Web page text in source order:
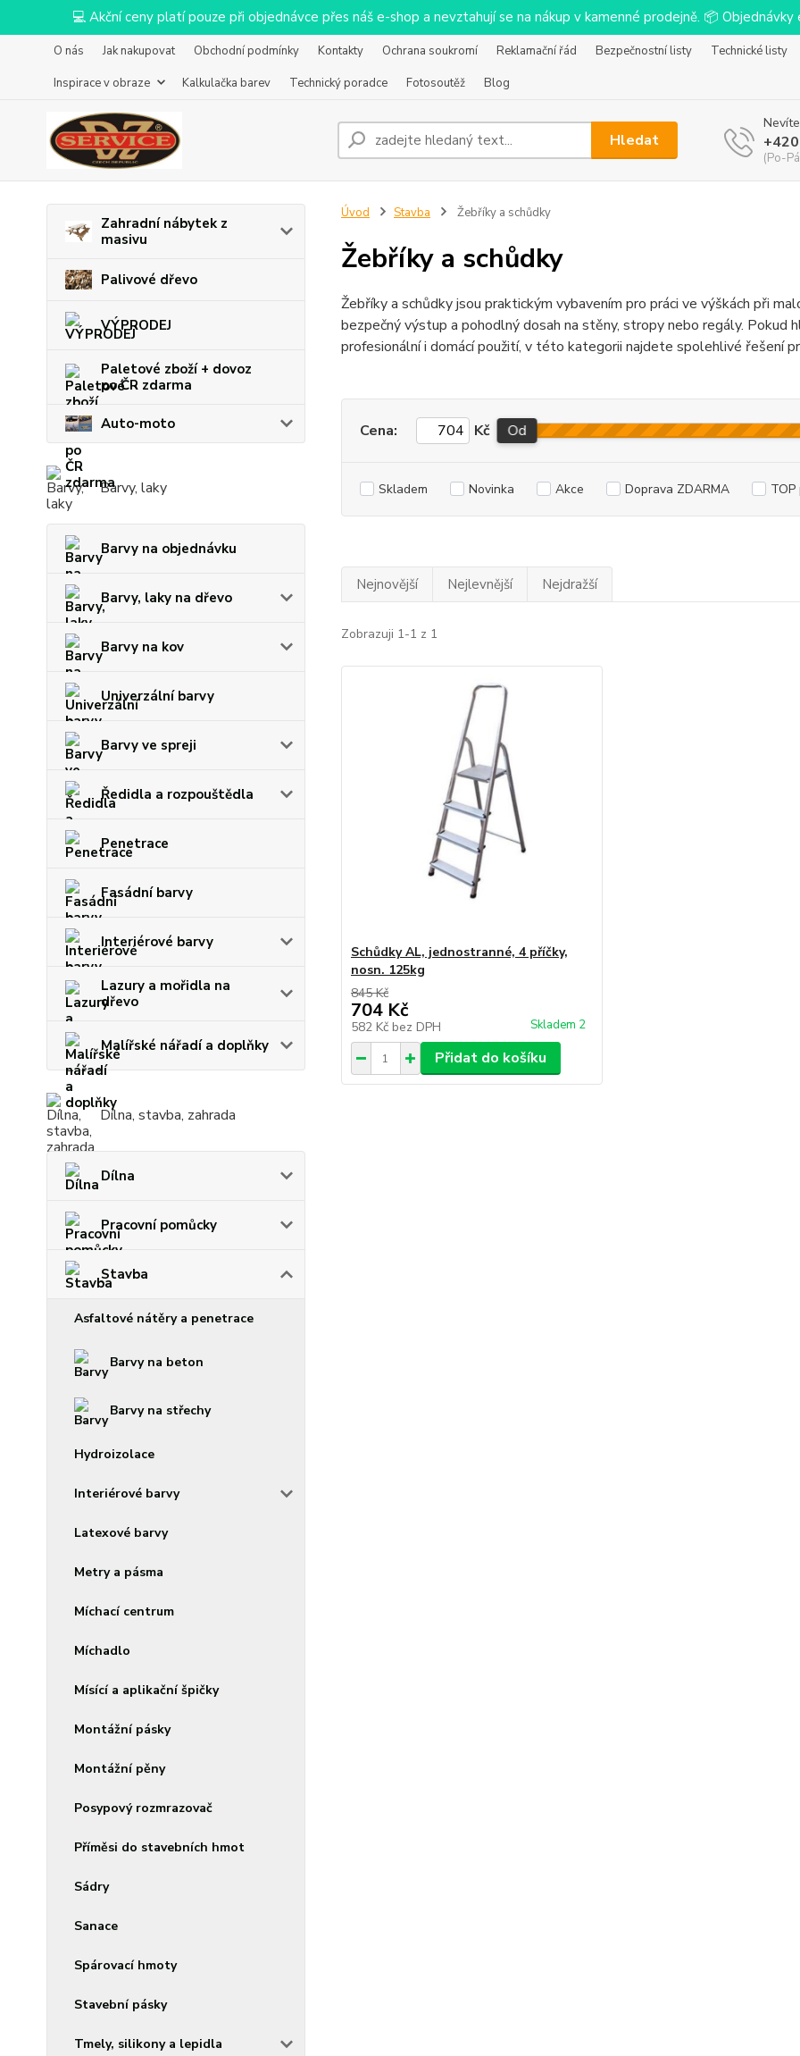
💻 Akční ceny platí pouze při objednávce přes náš e-shop a nevztahují se na nákup v kamenné prodejně. 📦
O nás Jak nakupovat Obchodní podmínky Kontakty Ochrana soukromí Reklamační řád Bezpečnostní listy Technické listy
Inspirace v obraze
Kalkulačka barev Technický poradce Fotosoutěž Blog
Hledat
(Po-
Zahradní nábytek z
masivu
Palivové dřevo
VÝPRODEJ
Paletové zboží + dovoz
po ČR zdarma
Auto-moto
Barvy, laky
Barvy na objednávku
Barvy, laky na dřevo
Barvy na kov
Univerzální barvy
Barvy ve spreji
Ředidla a rozpouštědla
Penetrace
Fasádní barvy
Interiérové barvy
Lazury a mořidla na
dřevo
Malířské nářadí a doplňky
Dílna, stavba, zahrada
Dílna
Pracovní pomůcky
Stavba
Asfaltové nátěry a penetrace
Barvy na beton
Barvy na střechy
Hydroizolace
Interiérové barvy
Latexové barvy
Metry a pásma
Míchací centrum
Míchadlo
Mísící a aplikační špičky
Montážní pásky
Montážní pěny
Posypový rozmrazovač
Příměsi do stavebních hmot
Sádry
Sanace
Spárovací hmoty
Stavební pásky
Tmely, silikony a lepidla
Úvod Stavba Žebříky a schůdky
Žebříky a schůdky
Žebříky a schůdky jsou praktickým vybavením pro práci ve výškách při
bezpečný výstup a pohodlný dosah na stěny, stropy nebo regály. Pokud
profesionální i domácí použití, v této kategorii najdete spolehlivé řešení
Cena: Kč Od
Skladem Novinka Akce Doprava ZDARMA
Nejnovější Nejlevnější Nejdražší
Zobrazuji 1-1 z 1
Schůdky AL, jednostranné, 4 příčky,
nosn. 125kg
845 Kč
704 Kč
582 Kč bez DPH Skladem 2
Přidat do košíku